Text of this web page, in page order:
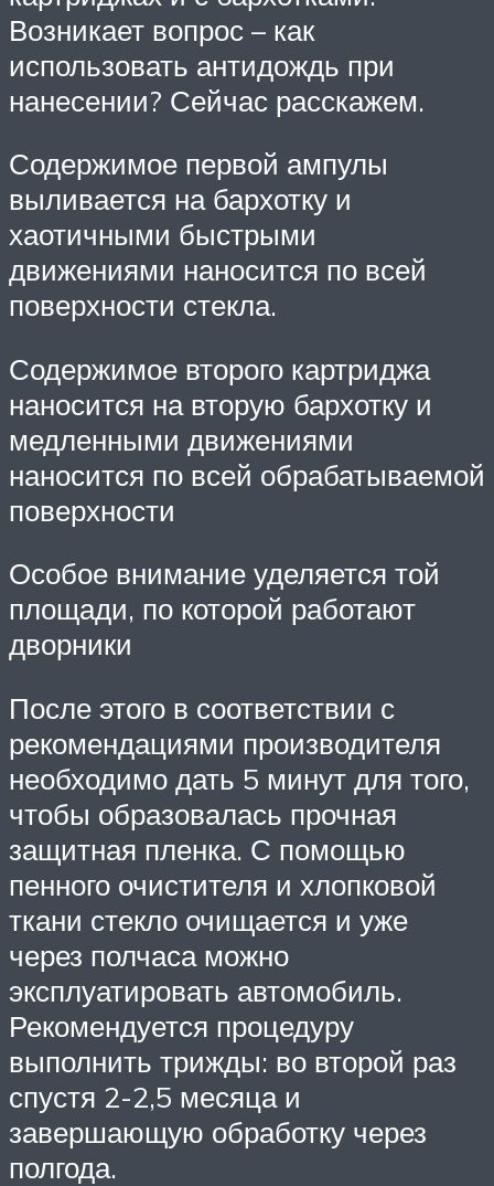
Возникает вопрос – как
использовать антидождь при
нанесении? Сейчас расскажем.
Содержимое первой ампулы
выливается на бархотку и
хаотичными быстрыми
движениями наносится по всей
поверхности стекла.
Содержимое второго картриджа
наносится на вторую бархотку и
медленными движениями
наносится по всей обрабатываемой
поверхности
Особое внимание уделяется той
площади, по которой работают
дворники
После этого в соответствии с
рекомендациями производителя
необходимо дать 5 минут для того,
чтобы образовалась прочная
защитная пленка. С помощью
пенного очистителя и хлопковой
ткани стекло очищается и уже
через полчаса можно
эксплуатировать автомобиль.
Рекомендуется процедуру
выполнить трижды: во второй раз
спустя 2-2,5 месяца и
завершающую обработку через
полгода.